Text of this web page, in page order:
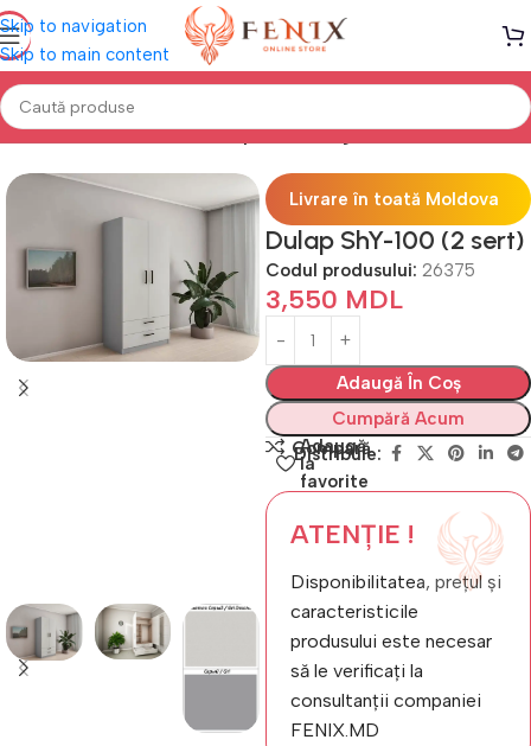
Skip to navigation
Skip to main content
(18мм PAL) Module perete living serie =Y="MODERN"
Livrare în toată Moldova
Dulap ShY-100 (2 sert)
Codul produsului: 26375
3,550 MDL
Adaugă În Coș
Cumpără Acum
Compară
Adaugă
la
favorite
Distribuie:
ATENȚIE !
Disponibilitatea, prețul și
caracteristicile
produsului este necesar
să le verificați la
consultanții companiei
FENIX.MD